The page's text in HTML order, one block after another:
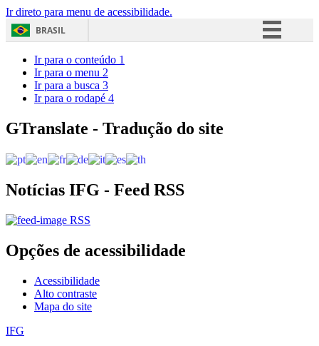
Ir direto para menu de acessibilidade.
BRASIL
Acesso à informação
Ir para o conteúdo 1
Ir para o menu 2
Ir para a busca 3
Ir para o rodapé 4
GTranslate - Tradução do site
Notícias IFG - Feed RSS
RSS
Opções de acessibilidade
Acessibilidade
Alto contraste
Mapa do site
IFG